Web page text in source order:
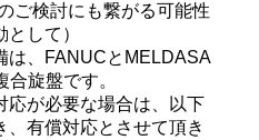
ご検討にも繋がる可能性
して）
は、FANUCとMELDASA
旋盤です。
応が必要な場合は、以下
、有償対応とさせて頂き